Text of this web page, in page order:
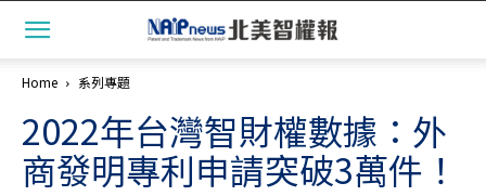
Home 系列專題
2022年台灣智財權數據：外
商發明專利申請突破3萬件！